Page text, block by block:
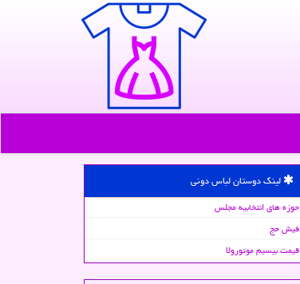
لینک دوستان لباس دونی
حوزه های انتخابیه مجلس
فیش حج
قیمت بیسیم موتورولا